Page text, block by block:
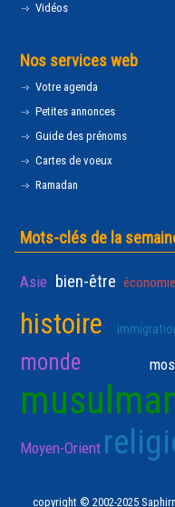
Vidéos
Nos services web
Votre agenda
Petites annonces
Guide des prénoms
Cartes de voeux
Ramadan
Mots-clés de la
Asie bien-être économie
histoire
monde
Moyen-Orient
copyright © 2002-2025